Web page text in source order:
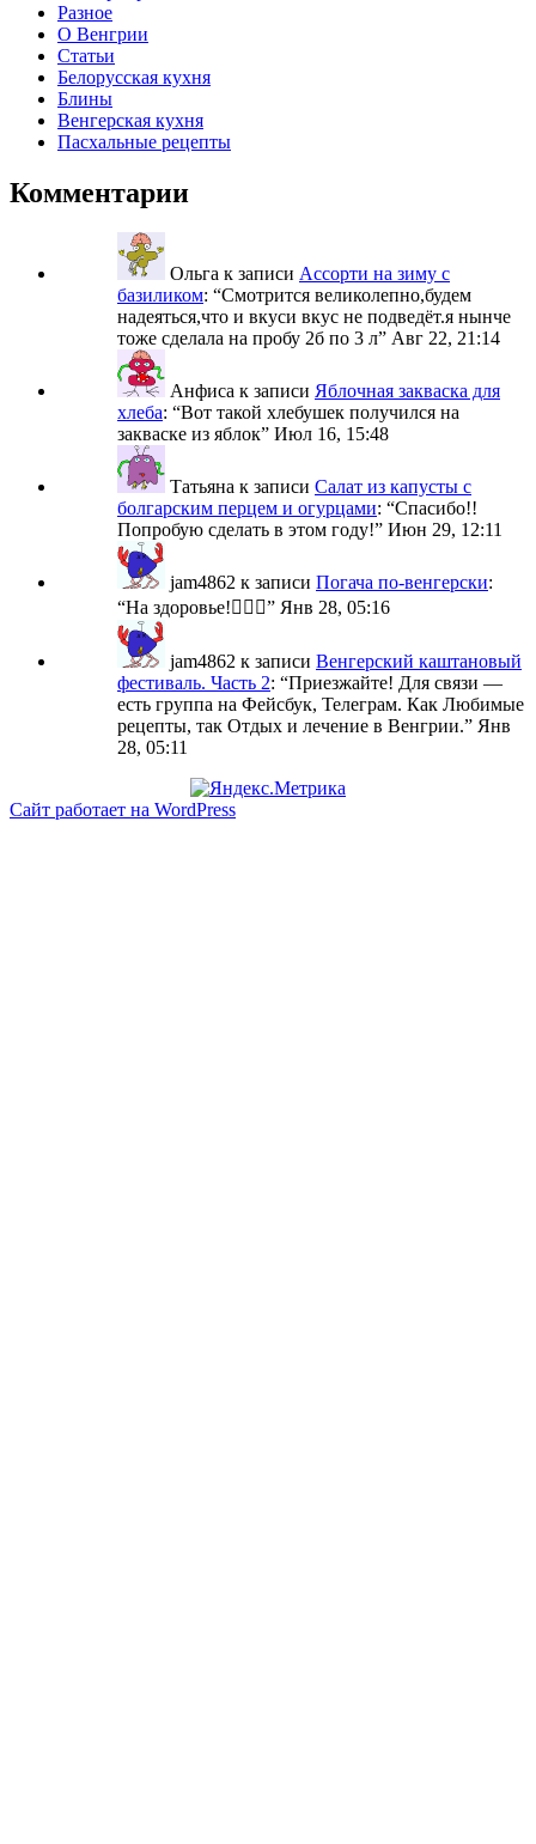
Разное
О Венгрии
Статьи
Белорусская кухня
Блины
Венгерская кухня
Пасхальные рецепты
Комментарии
Ольга к записи Ассорти на зиму с
базиликом: “Смотрится великолепно,будем
надеяться,что и вкуси вкус не подведёт.я нынче
тоже сделала на пробу 2б по 3 л” Авг 22, 21:14
Анфиса к записи Яблочная закваска для
хлеба: “Вот такой хлебушек получился на
закваске из яблок” Июл 16, 15:48
Татьяна к записи Салат из капусты с
болгарским перцем и огурцами: “Спасибо!!
Попробую сделать в этом году!” Июн 29, 12:11
jam4862 к записи Погача по-венгерски:
“На здоровье!🙋🏼‍♀️” Янв 28, 05:16
jam4862 к записи Венгерский каштановый
фестиваль. Часть 2: “Приезжайте! Для связи —
есть группа на Фейсбук, Телеграм. Как Любимые
рецепты, так Отдых и лечение в Венгрии.” Янв
28, 05:11
Сайт работает на WordPress